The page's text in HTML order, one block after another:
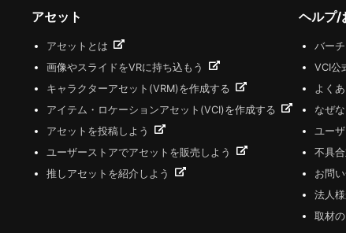
アセット
アセットとは
画像やスライドをVRに持ち込もう
キャラクターアセット(VRM)を作成する
アイテム・ロケーションアセット(VCI)を作成する
アセットを投稿しよう
ユーザーストアでアセットを販売しよう
推しアセットを紹介しよう
ヘルプ/
バー
VCI公
よく
なぜ
ユー
不具
お問
法人
取材